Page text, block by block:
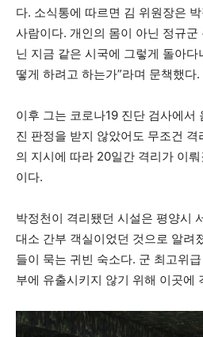
다. 소식통에 따르면 김 위원장은
사람이다. 개인의 몸이 아닌 정규
닌 지금 같은 시국에 그렇게 돌아
떻게 하려고 하는가”라며 문책했다.
이후 그는 코로나19 진단 검사에서
진 판정을 받지 않았어도 무조건 격
의 지시에 따라 20일간 격리가 이
이다.
박정천이 격리됐던 시설은 평양시
대소 간부 객실이었던 것으로 알려
들이 묵는 귀빈 숙소다. 군 최고위
부에 유출시키지 않기 위해 이곳에